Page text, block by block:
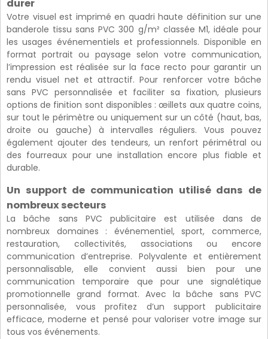
durer
Votre visuel est imprimé en quadri haute définition sur une
banderole tissu sans PVC 300 g/m² classée M1, idéale pour
les usages événementiels et professionnels. Disponible en
format portrait ou paysage selon votre communication,
l’impression est réalisée sur la face recto pour garantir un
rendu visuel net et attractif. Pour renforcer votre bâche
sans PVC personnalisée et faciliter sa fixation, plusieurs
options de finition sont disponibles : œillets aux quatre coins,
sur tout le périmètre ou uniquement sur un côté (haut, bas,
droite ou gauche) à intervalles réguliers. Vous pouvez
également ajouter des tendeurs, un renfort périmétral ou
des fourreaux pour une installation encore plus fiable et
durable.
Un support de communication utilisé dans de
nombreux secteurs
La bâche sans PVC publicitaire est utilisée dans de
nombreux domaines : événementiel, sport, commerce,
restauration, collectivités, associations ou encore
communication d’entreprise. Polyvalente et entièrement
personnalisable, elle convient aussi bien pour une
communication temporaire que pour une signalétique
promotionnelle grand format. Avec la bâche sans PVC
personnalisée, vous profitez d’un support publicitaire
efficace, moderne et pensé pour valoriser votre image sur
tous vos événements.